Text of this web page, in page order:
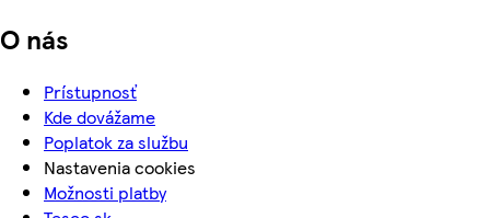
O nás
Prístupnosť
Kde dovážame
Poplatok za službu
Nastavenia cookies
Možnosti platby